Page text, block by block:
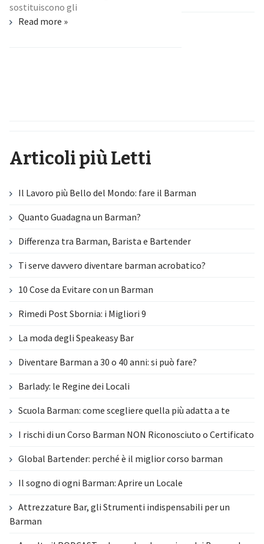
sostituiscono gli
Read more »
Articoli più Letti
Il Lavoro più Bello del Mondo: fare il Barman
Quanto Guadagna un Barman?
Differenza tra Barman, Barista e Bartender
Ti serve davvero diventare barman acrobatico?
10 Cose da Evitare con un Barman
Rimedi Post Sbornia: i Migliori 9
La moda degli Speakeasy Bar
Diventare Barman a 30 o 40 anni: si può fare?
Barlady: le Regine dei Locali
Scuola Barman: come scegliere quella più adatta a te
I rischi di un Corso Barman NON Riconosciuto o Certificato
Global Bartender: perché è il miglior corso barman
Il sogno di ogni Barman: Aprire un Locale
Attrezzature Bar, gli Strumenti indispensabili per un
Barman